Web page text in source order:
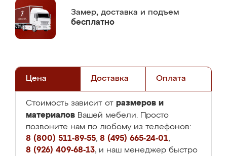
Замер, доставка и подъем
бесплатно
Цена Доставка Оплата
Стоимость зависит от размеров и
материалов Вашей мебели. Просто
позвоните нам по любому из телефонов:
8 (800) 511-89-55, 8 (495) 665-24-01,
8 (926) 409-68-13, и наш менеджер быстро